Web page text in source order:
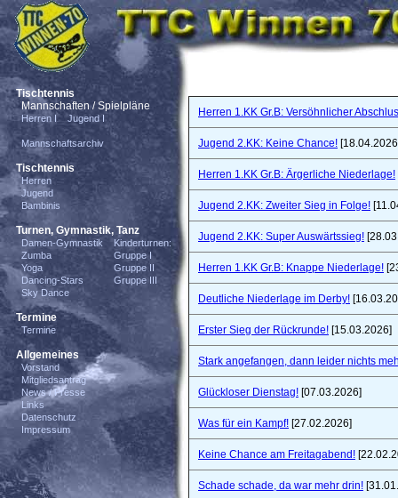
Tischtennis
Mannschaften / Spielpläne
Herren I Jugend I
Mannschaftsarchiv
Tischtennis
Herren
Jugend
Bambinis
Turnen, Gymnastik, Tanz
Damen-Gymnastik
Zumba
Yoga
Dancing-Stars
Sky Dance
Kinderturnen:
Gruppe I
Gruppe II
Gruppe III
Termine
Termine
Allgemeines
Vorstand
Mitgliedsantrag
News / Presse
Links
Datenschutz
Impressum
Herren 1.KK Gr.B: Versöhnlicher
Jugend 2.KK: Keine Chance!
Herren 1.KK Gr.B: Ärgerliche Niederlage!
Jugend 2.KK: Zweiter Sieg in Folge!
Jugend 2.KK: Super Auswärtssieg!
Herren 1.KK Gr.B: Knappe Niederlage!
Deutliche Niederlage im Derby!
Erster Sieg der Rückrunde! [15.03.2026]
Stark angefangen, dann leider nichts
Glückloser Dienstag! [07.03.2026]
Was für ein Kampf! [27.02.2026]
Keine Chance am Freitagabend!
Schade schade, da war mehr drin!